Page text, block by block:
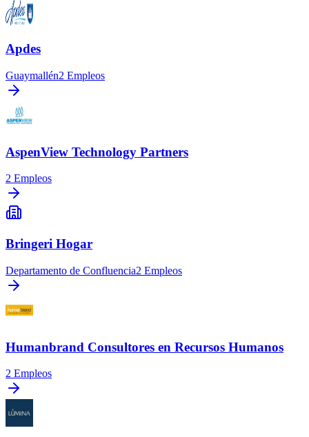
Apdes
Guaymallén2 Empleos
AspenView Technology Partners
2 Empleos
Bringeri Hogar
Departamento de Confluencia2 Empleos
Humanbrand Consultores en Recursos Humanos
2 Empleos